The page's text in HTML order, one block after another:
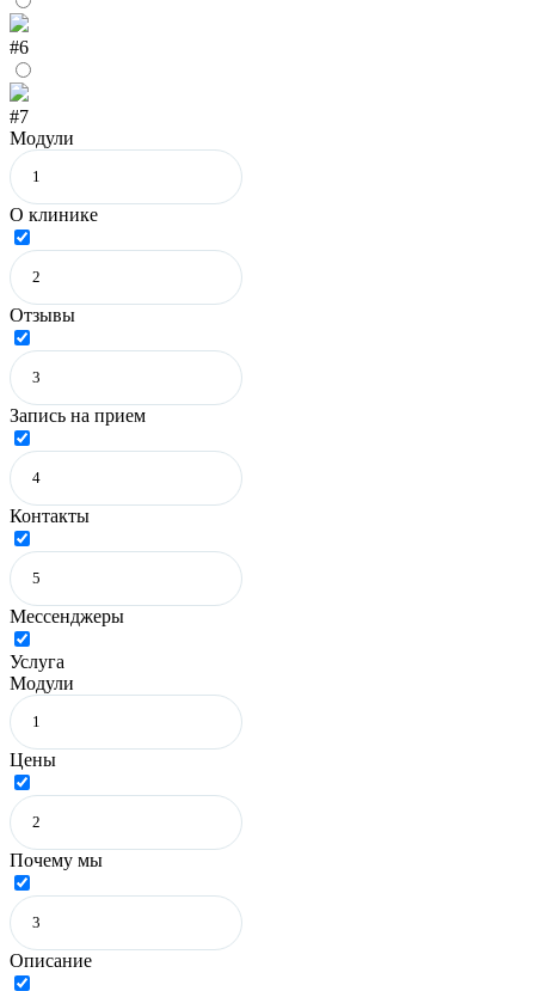
#6
#7
Модули
О клинике
Отзывы
Запись на прием
Контакты
Мессенджеры
Услуга
Модули
Цены
Почему мы
Описание